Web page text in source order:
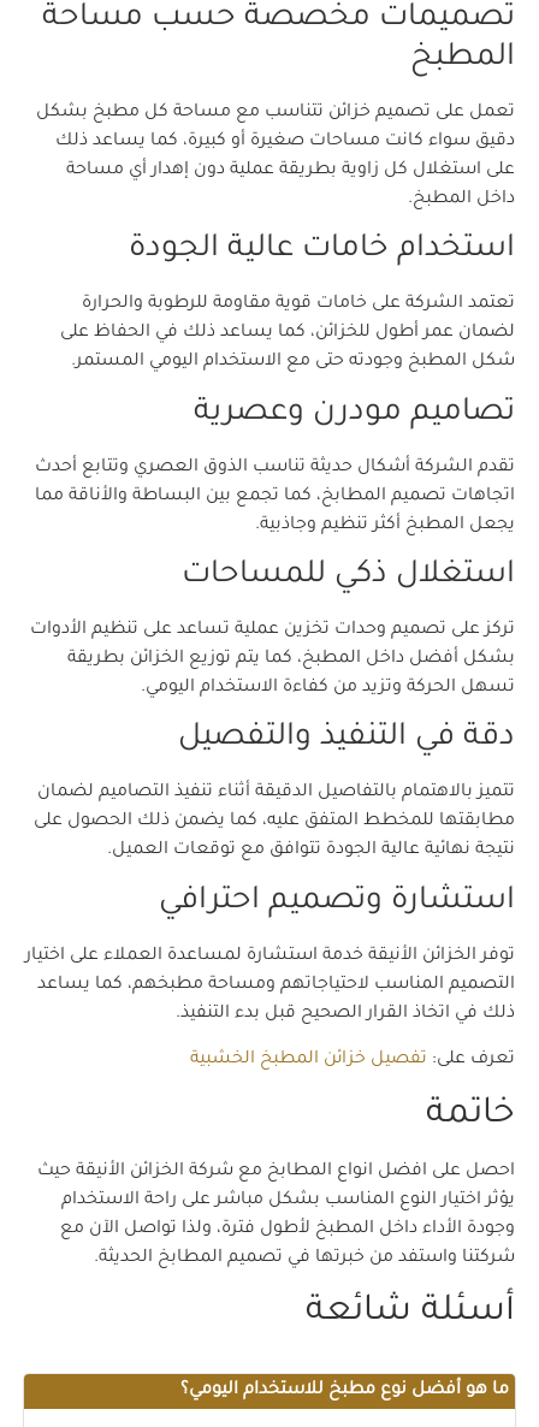
تصميمات مخصصة حسب مساحة
المطبخ
تعمل على تصميم خزائن تتناسب مع مساحة كل مطبخ بشكل
دقيق سواء كانت مساحات صغيرة أو كبيرة، كما يساعد ذلك
على استغلال كل زاوية بطريقة عملية دون إهدار أي مساحة
داخل المطبخ.
استخدام خامات عالية الجودة
تعتمد الشركة على خامات قوية مقاومة للرطوبة والحرارة
لضمان عمر أطول للخزائن، كما يساعد ذلك في الحفاظ على
شكل المطبخ وجودته حتى مع الاستخدام اليومي المستمر.
تصاميم مودرن وعصرية
تقدم الشركة أشكال حديثة تناسب الذوق العصري وتتابع أحدث
اتجاهات تصميم المطابخ، كما تجمع بين البساطة والأناقة مما
يجعل المطبخ أكثر تنظيم وجاذبية.
استغلال ذكي للمساحات
تركز على تصميم وحدات تخزين عملية تساعد على تنظيم الأدوات
بشكل أفضل داخل المطبخ، كما يتم توزيع الخزائن بطريقة
تسهل الحركة وتزيد من كفاءة الاستخدام اليومي.
دقة في التنفيذ والتفصيل
تتميز بالاهتمام بالتفاصيل الدقيقة أثناء تنفيذ التصاميم لضمان
مطابقتها للمخطط المتفق عليه، كما يضمن ذلك الحصول على
نتيجة نهائية عالية الجودة تتوافق مع توقعات العميل.
استشارة وتصميم احترافي
توفر الخزائن الأنيقة خدمة استشارة لمساعدة العملاء على اختيار
التصميم المناسب لاحتياجاتهم ومساحة مطبخهم، كما يساعد
ذلك في اتخاذ القرار الصحيح قبل بدء التنفيذ.
تعرف على: تفصيل خزائن المطبخ الخشبية
خاتمة
احصل على افضل انواع المطابخ مع شركة الخزائن الأنيقة حيث
يؤثر اختيار النوع المناسب بشكل مباشر على راحة الاستخدام
وجودة الأداء داخل المطبخ لأطول فترة، ولذا تواصل الآن مع
شركتنا واستفد من خبرتها في تصميم المطابخ الحديثة.
أسئلة شائعة
ما هو أفضل نوع مطبخ للاستخدام اليومي؟